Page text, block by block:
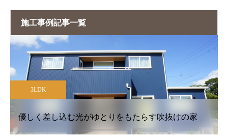
施工事例記事一覧
3LDK
優しく差し込む光がゆとりをもたらす吹抜けの家